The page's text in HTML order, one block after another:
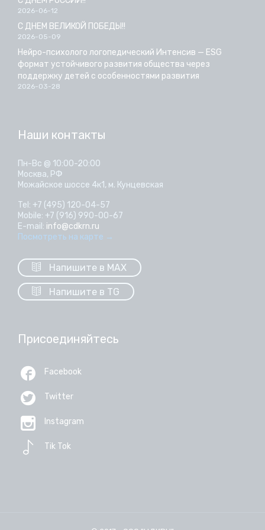
2026-06-12
С ДНЕМ ВЕЛИКОЙ ПОБЕДЫ!!
2026-05-09
Нейро-психолого логопедический Интенсив — ESG
формат устойчивого развития общества через
поддержку детей с особенностями развития
2026-03-28
Наши контакты
Пн-Вс @ 10:00-20:00
Москва, РФ
Можайское шоссе 4к1, м. Кунцевская
Tel: +7 (495) 120-04-57
Mobile: +7 (916) 990-00-67
E-mail: info@cdkrn.ru
Посмотреть на карте →
 Напишите в MAX
 Напишите в TG
Присоединяйтесь
 Facebook
 Twitter
 Instagram
 Tik Tok